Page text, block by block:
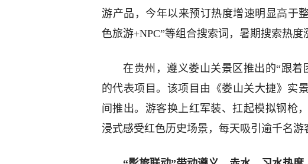
游产品，今年以来预订热度增速明显高于
色旅游+NPC”等组合搜索词，暑期搜索热度
在贵州，遵义娄山关景区推出的“跟
的代表项目。该项目由《娄山关大捷》实
间推出。游客换上红军装、扛起模拟钢枪
浸式感受红色历史场景，每天吸引逾千名游